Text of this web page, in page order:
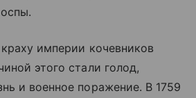
империи кочевников
этого стали голод,
и военное поражение. В 1759